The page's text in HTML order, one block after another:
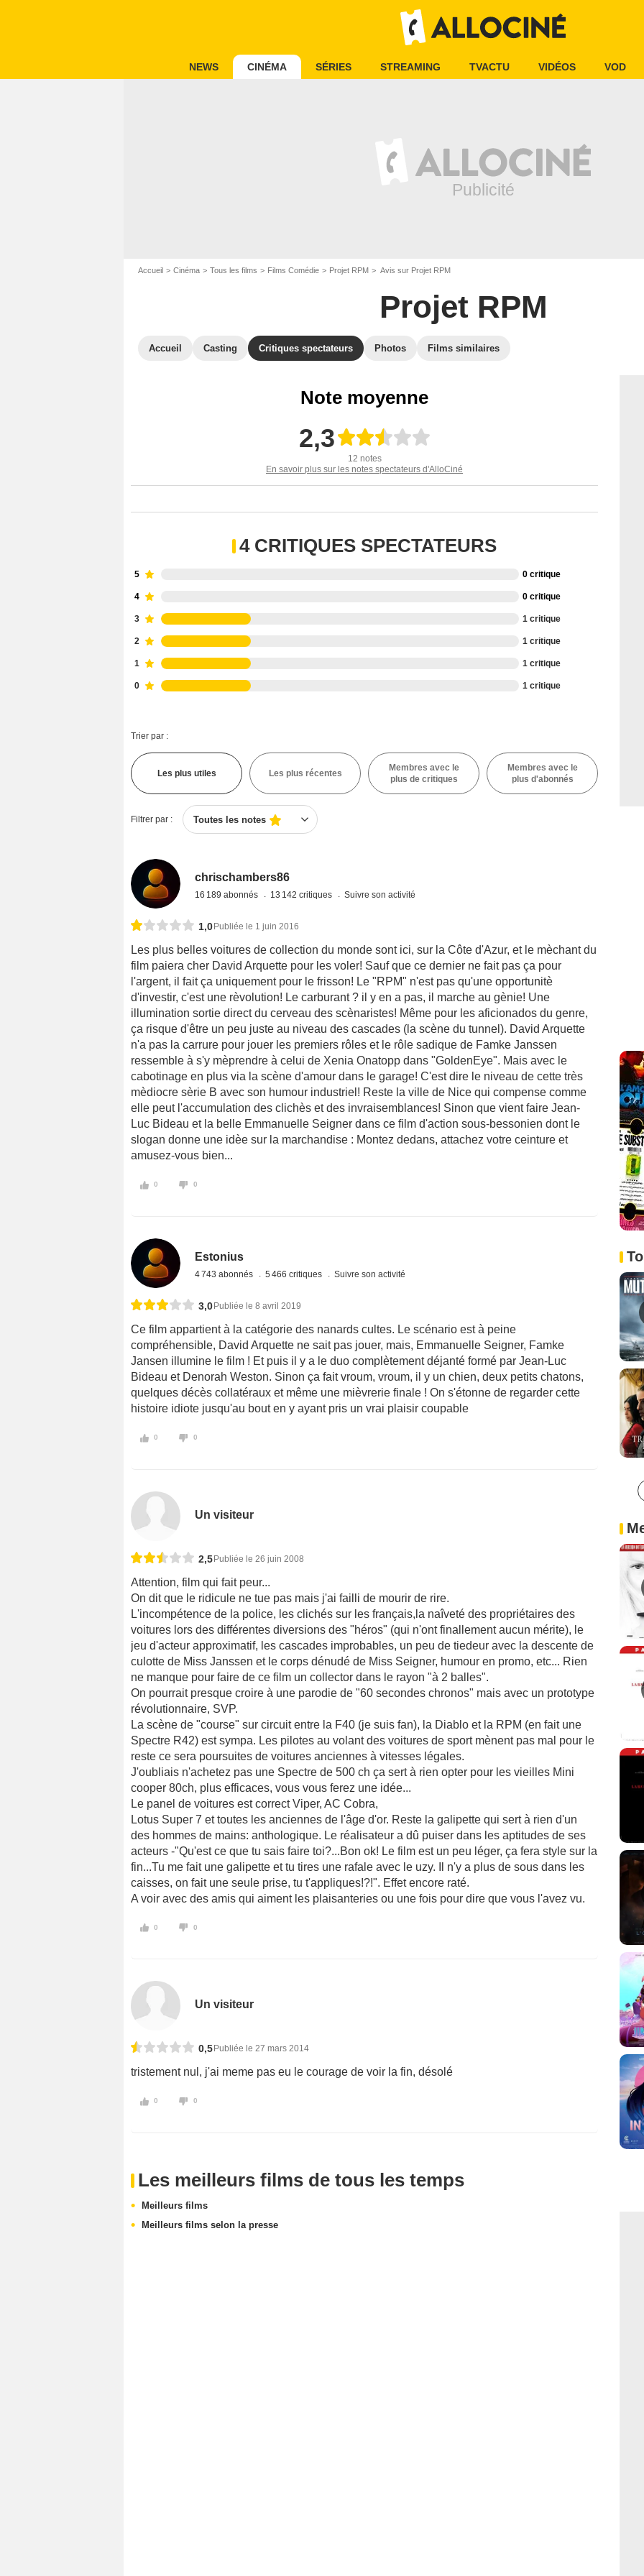
NEWS CINÉMA SÉRIES STREAMING TVACTU VIDÉOS VOD
Accueil Cinéma Tous les films Films Comédie Projet RPM Avis sur Projet RPM
Projet RPM
Accueil Casting Critiques spectateurs Photos Films similaires
Note moyenne
2,3
12 notes
En savoir plus sur les notes spectateurs d'AlloCiné
4 CRITIQUES SPECTATEURS
5 0 critique
4 0 critique
3 1 critique
2 1 critique
1 1 critique
0 1 critique
Trier par :
Les plus utiles Les plus récentes
Membres avec le
plus de critiques
Membres avec le
plus d'abonnés
Filtrer par : Toutes les notes
chrischambers86
16 189 abonnés 13 142 critiques Suivre son activité
1,0 Publiée le 1 juin 2016
Les plus belles voitures de collection du monde sont ici, sur la Côte d'Azur, et le mèchant du
film paiera cher David Arquette pour les voler! Sauf que ce dernier ne fait pas ça pour
l'argent, il fait ça uniquement pour le frisson! Le "RPM" n'est pas qu'une opportunitè
d'investir, c'est une rèvolution! Le carburant ? il y en a pas, il marche au gènie! Une
illumination sortie direct du cerveau des scènaristes! Même pour les aficionados du genre,
ça risque d'être un peu juste au niveau des cascades (la scène du tunnel). David Arquette
n'a pas la carrure pour jouer les premiers rôles et le rôle sadique de Famke Janssen
ressemble à s'y mèprendre à celui de Xenia Onatopp dans "GoldenEye". Mais avec le
cabotinage en plus via la scène d'amour dans le garage! C'est dire le niveau de cette très
mèdiocre sèrie B avec son humour industriel! Reste la ville de Nice qui compense comme
elle peut l'accumulation des clichès et des invraisemblances! Sinon que vient faire Jean-
Luc Bideau et la belle Emmanuelle Seigner dans ce film d'action sous-bessonien dont le
slogan donne une idèe sur la marchandise : Montez dedans, attachez votre ceinture et
amusez-vous bien...
0 0
Estonius
4 743 abonnés 5 466 critiques Suivre son activité
3,0Publiée le 8 avril 2019
Ce film appartient à la catégorie des nanards cultes. Le scénario est à peine
compréhensible, David Arquette ne sait pas jouer, mais, Emmanuelle Seigner, Famke
Jansen illumine le film ! Et puis il y a le duo complètement déjanté formé par Jean-Luc
Bideau et Denorah Weston. Sinon ça fait vroum, vroum, il y un chien, deux petits chatons,
quelques décès collatéraux et même une mièvrerie finale ! On s'étonne de regarder cette
histoire idiote jusqu'au bout en y ayant pris un vrai plaisir coupable
0 0
Un visiteur
2,5Publiée le 26 juin 2008
Attention, film qui fait peur...
On dit que le ridicule ne tue pas mais j'ai failli de mourir de rire.
L'incompétence de la police, les clichés sur les français,la naîveté des propriétaires des
voitures lors des différentes diversions des "héros" (qui n'ont finallement aucun mérite), le
jeu d'acteur approximatif, les cascades improbables, un peu de tiedeur avec la descente de
culotte de Miss Janssen et le corps dénudé de Miss Seigner, humour en promo, etc... Rien
ne manque pour faire de ce film un collector dans le rayon "à 2 balles".
On pourrait presque croire à une parodie de "60 secondes chronos" mais avec un prototype
révolutionnaire, SVP.
La scène de "course" sur circuit entre la F40 (je suis fan), la Diablo et la RPM (en fait une
Spectre R42) est sympa. Les pilotes au volant des voitures de sport mènent pas mal pour le
reste ce sera poursuites de voitures anciennes à vitesses légales.
J'oubliais n'achetez pas une Spectre de 500 ch ça sert à rien opter pour les vieilles Mini
cooper 80ch, plus efficaces, vous vous ferez une idée...
Le panel de voitures est correct Viper, AC Cobra,
Lotus Super 7 et toutes les anciennes de l'âge d'or. Reste la galipette qui sert à rien d'un
des hommes de mains: anthologique. Le réalisateur a dû puiser dans les aptitudes de ses
acteurs -"Qu'est ce que tu sais faire toi?...Bon ok! Le film est un peu léger, ça fera style sur la
fin...Tu me fait une galipette et tu tires une rafale avec le uzy. Il n'y a plus de sous dans les
caisses, on fait une seule prise, tu t'appliques!?!". Effet encore raté.
A voir avec des amis qui aiment les plaisanteries ou une fois pour dire que vous l'avez vu.
0 0
Un visiteur
0,5 Publiée le 27 mars 2014
tristement nul, j'ai meme pas eu le courage de voir la fin, désolé
0 0
Les meilleurs films de tous les temps
Meilleurs films
Meilleurs films selon la presse